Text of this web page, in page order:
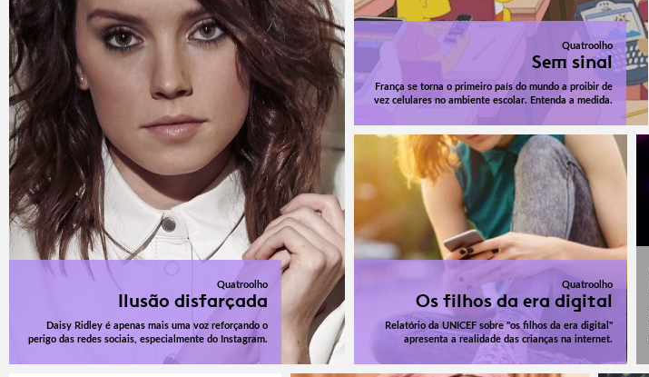
Quatroolho
Sem sinal
França se torna o primeiro país do mundo a proibir de
vez celulares no ambiente escolar. Entenda a medida.
Quatroolho
Os filhos da era digital
Relatório da UNICEF sobre "os filhos da era digital"
apresenta a realidade das crianças na internet.
Quatroolho
Ilusão disfarçada
Daisy Ridley é apenas mais uma voz reforçando o
perigo das redes sociais, especialmente do Instagram.